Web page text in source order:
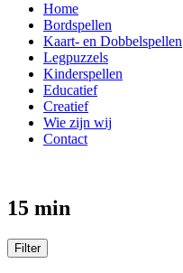
Home
Bordspellen
Kaart- en Dobbelspellen
Legpuzzels
Kinderspellen
Educatief
Creatief
Wie zijn wij
Contact
15 min
Filter